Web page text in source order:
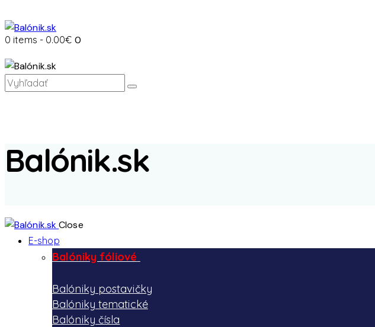
0 items - 0.00€ 0
Balónik.sk
Close
E-shop
Balóniky fóliové
Balóniky postavičky
Balóniky tematické
Balóniky čísla